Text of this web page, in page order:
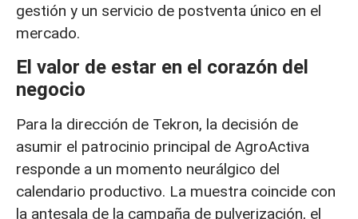
gestión y un servicio de postventa único en el
mercado.
El valor de estar en el corazón del
negocio
Para la dirección de Tekron, la decisión de
asumir el patrocinio principal de AgroActiva
responde a un momento neurálgico del
calendario productivo. La muestra coincide con
la antesala de la campaña de pulverización, el